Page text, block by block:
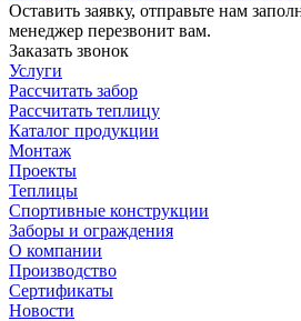
Оставить заявку, отправьте нам
менеджер перезвонит вам.
Заказать звонок
Услуги
Рассчитать забор
Рассчитать теплицу
Каталог продукции
Монтаж
Проекты
Теплицы
Спортивные конструкции
Заборы и ограждения
О компании
Производство
Сертификаты
Новости